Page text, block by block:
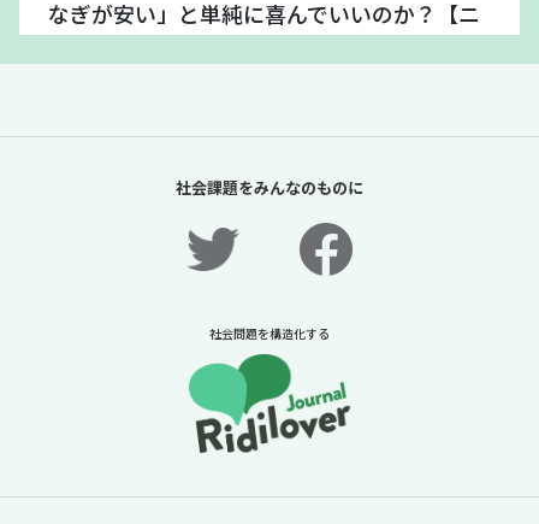
なぎが安い」と単純に喜んでいいのか？【ニ
ュースに潜む社会課題をキャッチ！】
ル
「スイカは赤い」ことを知らない14歳。お金
社会課題をみんなのものに
社会問題を構造化する